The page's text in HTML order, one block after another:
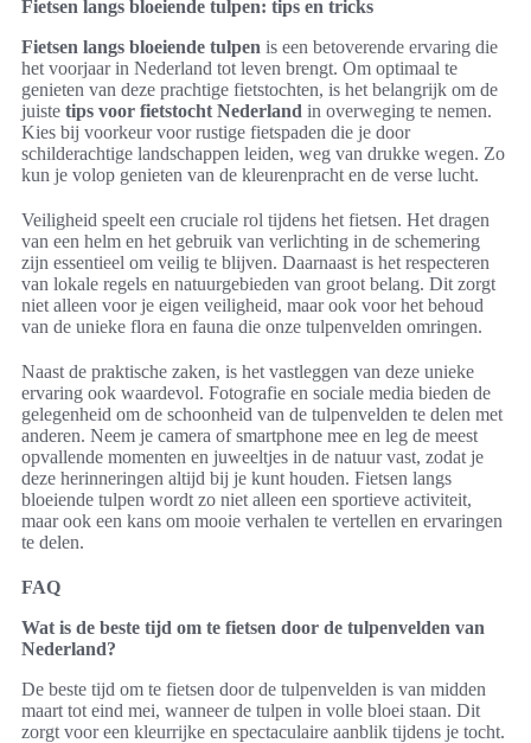
Fietsen langs bloeiende tulpen: tips en tricks
Fietsen langs bloeiende tulpen is een betoverende ervaring die
het voorjaar in Nederland tot leven brengt. Om optimaal te
genieten van deze prachtige fietstochten, is het belangrijk om de
juiste tips voor fietstocht Nederland in overweging te nemen.
Kies bij voorkeur voor rustige fietspaden die je door
schilderachtige landschappen leiden, weg van drukke wegen. Zo
kun je volop genieten van de kleurenpracht en de verse lucht.
Veiligheid speelt een cruciale rol tijdens het fietsen. Het dragen
van een helm en het gebruik van verlichting in de schemering
zijn essentieel om veilig te blijven. Daarnaast is het respecteren
van lokale regels en natuurgebieden van groot belang. Dit zorgt
niet alleen voor je eigen veiligheid, maar ook voor het behoud
van de unieke flora en fauna die onze tulpenvelden omringen.
Naast de praktische zaken, is het vastleggen van deze unieke
ervaring ook waardevol. Fotografie en sociale media bieden de
gelegenheid om de schoonheid van de tulpenvelden te delen met
anderen. Neem je camera of smartphone mee en leg de meest
opvallende momenten en juweeltjes in de natuur vast, zodat je
deze herinneringen altijd bij je kunt houden. Fietsen langs
bloeiende tulpen wordt zo niet alleen een sportieve activiteit,
maar ook een kans om mooie verhalen te vertellen en ervaringen
te delen.
FAQ
Wat is de beste tijd om te fietsen door de tulpenvelden van
Nederland?
De beste tijd om te fietsen door de tulpenvelden is van midden
maart tot eind mei, wanneer de tulpen in volle bloei staan. Dit
zorgt voor een kleurrijke en spectaculaire aanblik tijdens je tocht.